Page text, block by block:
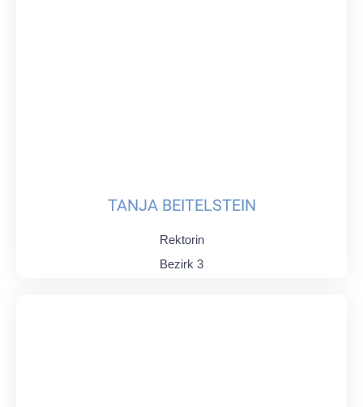
TANJA BEITELSTEIN
Rektorin
Bezirk 3